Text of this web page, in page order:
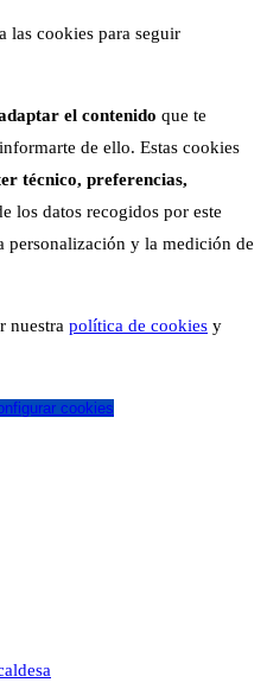
las cookies para seguir
el contenido que te
de ello. Estas cookies
técnico, preferencias,
los datos recogidos por este
y la medición de
nuestra política de cookies y
cookies